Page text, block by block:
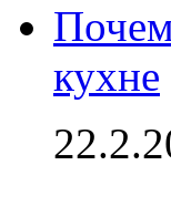
кухне